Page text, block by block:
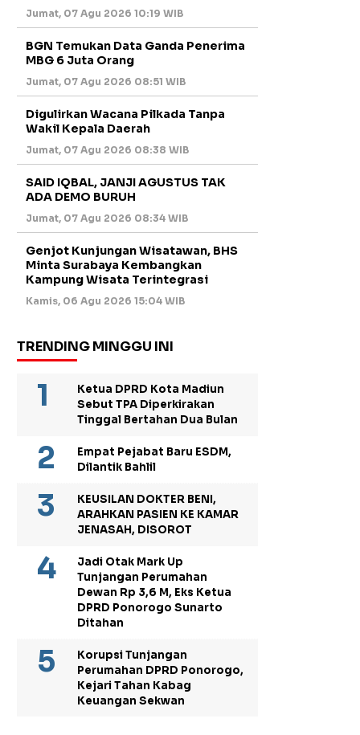
Jumat, 07 Agu 2026 10:19 WIB
BGN Temukan Data Ganda Penerima
MBG 6 Juta Orang
Jumat, 07 Agu 2026 08:51 WIB
Digulirkan Wacana Pilkada Tanpa
Wakil Kepala Daerah
Jumat, 07 Agu 2026 08:38 WIB
SAID IQBAL, JANJI AGUSTUS TAK
ADA DEMO BURUH
Jumat, 07 Agu 2026 08:34 WIB
Genjot Kunjungan Wisatawan, BHS
Minta Surabaya Kembangkan
Kampung Wisata Terintegrasi
Kamis, 06 Agu 2026 15:04 WIB
TRENDING MINGGU INI
Ketua DPRD Kota Madiun
Sebut TPA Diperkirakan
Tinggal Bertahan Dua Bulan
Empat Pejabat Baru ESDM,
Dilantik Bahlil
KEUSILAN DOKTER BENI,
ARAHKAN PASIEN KE KAMAR
JENASAH, DISOROT
Jadi Otak Mark Up
Tunjangan Perumahan
Dewan Rp 3,6 M, Eks Ketua
DPRD Ponorogo Sunarto
Ditahan
Korupsi Tunjangan
Perumahan DPRD Ponorogo,
Kejari Tahan Kabag
Keuangan Sekwan